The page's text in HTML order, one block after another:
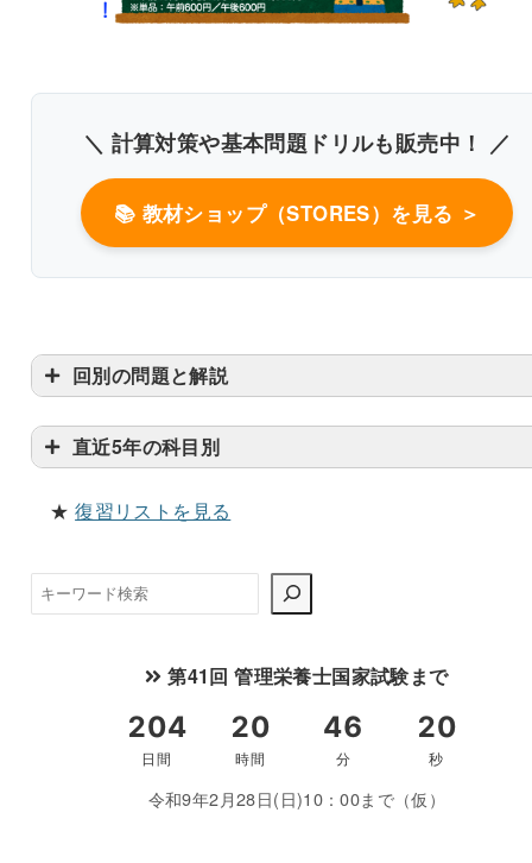
臨床栄養学
解説付き60問を見る（PDF・500円）
＼ 計算対策や基本問題ドリルも販売中！ ／
📚 教材ショップ（STORES）を見る ＞
回別の問題と解説
直近5年の科目別
★復習リストを見る
検
索
第41回 管理栄養士国家試験まで
令和9年2月28日(日)10：00まで（仮）